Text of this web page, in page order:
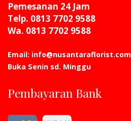
Pemesanan 24 Jam
Telp. 0813 7702 9588
Wa. 0813 7702 9588
Email: info@nusantaraflorist.com
Buka Senin sd. Minggu
Pembayaran Bank